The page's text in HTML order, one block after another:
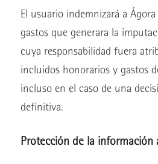
El usuario indemnizará a
gastos que generara la
cuya responsabilidad fuera
incluidos honorarios y gastos
incluso en el caso de una
definitiva.
Protección de la información